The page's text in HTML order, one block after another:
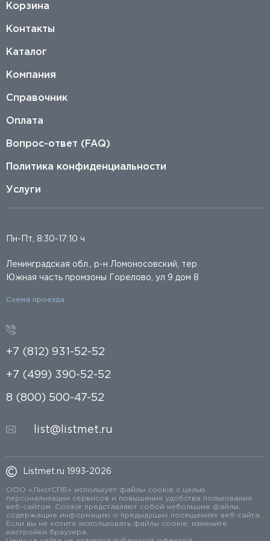
Корзина
Контакты
Каталог
Компания
Справочник
Оплата
Вопрос-ответ (FAQ)
Политика конфиденциальности
Услуги
Пн-Пт, 8:30-17:10 ч
Ленинградская обл., р-н Ломоносовский, тер
Южная часть промзоны Горелово, ул 9 дом 8
Схема проезда
+7 (812) 931-52-52
+7 (499) 390-52-52
8 (800) 500-47-52
list@listmet.ru
Listmet.ru 1993-2026
ООО «ЛистСПБ» использует файлы cookie с целью
персонализации сервисов и повышения удобства пользования
веб-сайтом. Cookie представляют собой небольшие файлы,
содержащие информацию о предыдущих посещениях веб-сайта.
Если вы не хотите использовать файлы cookie, измените
настройки браузера.